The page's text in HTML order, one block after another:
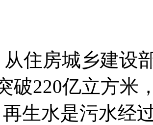
房城乡建设部
破220亿立方米
生水是污水经